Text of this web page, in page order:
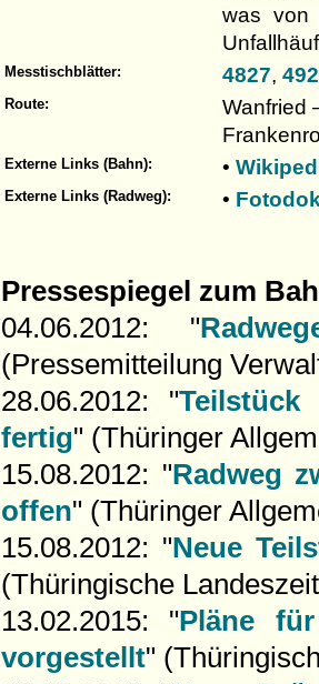
was von
Messtischblätter: 4827,
Route:
Wanfried
Externe Links (Bahn): •
Externe Links (Radweg): •
Pressespiegel zum
04.06.2012: "
(Pressemitteilung
28.06.2012: "
fertig" (Thüringer
15.08.2012: "Radweg
offen" (Thüringer
15.08.2012: "Neue
(Thüringische
13.02.2015: "Pläne
vorgestellt"